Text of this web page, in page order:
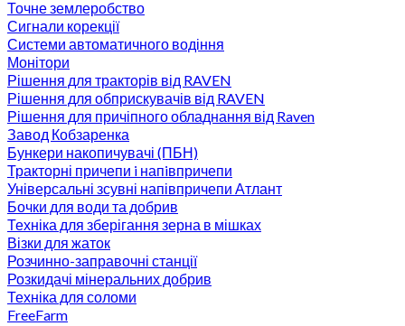
Точне землеробство
Сигнали корекції
Системи автоматичного водіння
Монітори
Рішення для тракторів від RAVEN
Рішення для обприскувачів від RAVEN
Рішення для причіпного обладнання від Raven
Завод Кобзаренка
Бункери накопичувачі (ПБН)
Тракторні причепи i напiвпричепи
Універсальні зсувні напівпричепи Атлант
Бочки для води та добрив
Техніка для зберігання зерна в мішках
Візки для жаток
Розчинно-заправочні станції
Розкидачі мінеральних добрив
Техніка для соломи
FreeFarm